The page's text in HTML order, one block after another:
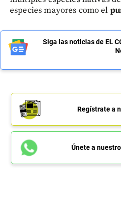
especies mayores como el
Siga las noticias de EL
Regístrate a
Únete a